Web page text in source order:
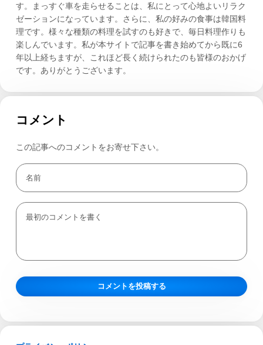
す。まっすぐ車を走らせることは、私にとって心地よいリラク
ゼーションになっています。さらに、私の好みの食事は韓国料
理です。様々な種類の料理を試すのも好きで、毎日料理作りも
楽しんでいます。私が本サイトで記事を書き始めてから既に6
年以上経ちますが、これほど長く続けられたのも皆様のおかげ
です。ありがとうございます。
コメント
この記事へのコメントをお寄せ下さい。